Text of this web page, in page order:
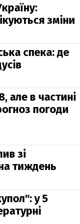
зміни
спека: де
але в частині
погоди
зі
тиждень
у 5